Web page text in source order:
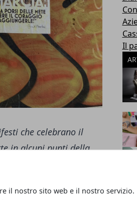
il nostro sito web e il nostro servizio.
che celebrano il
in alcuni punti della
corredate da
questo un gesto
a disporre la loro
Il